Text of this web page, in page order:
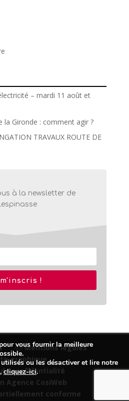
– mardi 11 août et
la Gironde : comment agir ?
TRAVAUX ROUTE DE
à la newsletter de
Lespinasse
!
Mentions légales
graphique
confidentialité
Agence CosiWeb
conforme
vous fournir la meilleure
ou les désactiver et lire notre
cliquez-ici.